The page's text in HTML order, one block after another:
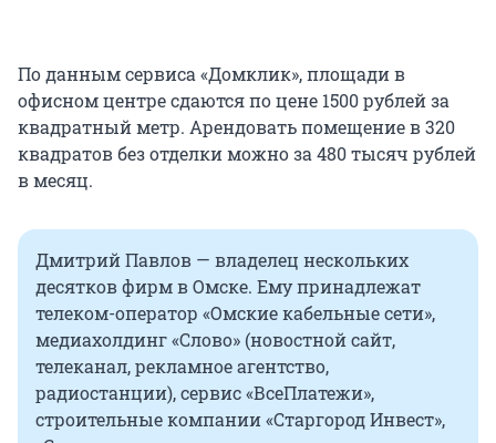
По данным сервиса «Домклик», площади в
офисном центре сдаются по цене 1500 рублей за
квадратный метр. Арендовать помещение в 320
квадратов без отделки можно за 480 тысяч рублей
в месяц.
Дмитрий Павлов — владелец нескольких
десятков фирм в Омске. Ему принадлежат
телеком-оператор «Омские кабельные сети»,
медиахолдинг «Слово» (новостной сайт,
телеканал, рекламное агентство,
радиостанции), сервис «ВсеПлатежи»,
строительные компании «Старгород Инвест»,